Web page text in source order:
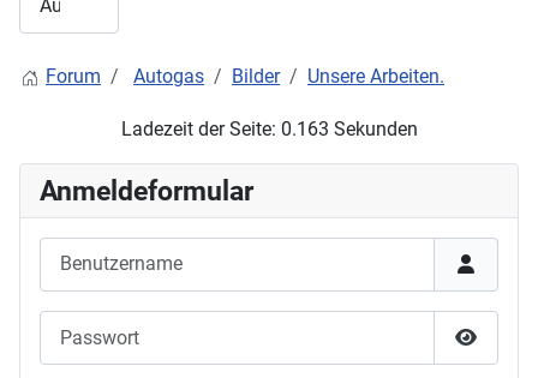
Forum Autogas Bilder Unsere Arbeiten.
Ladezeit der Seite: 0.163 Sekunden
Anmeldeformular
Benutzername